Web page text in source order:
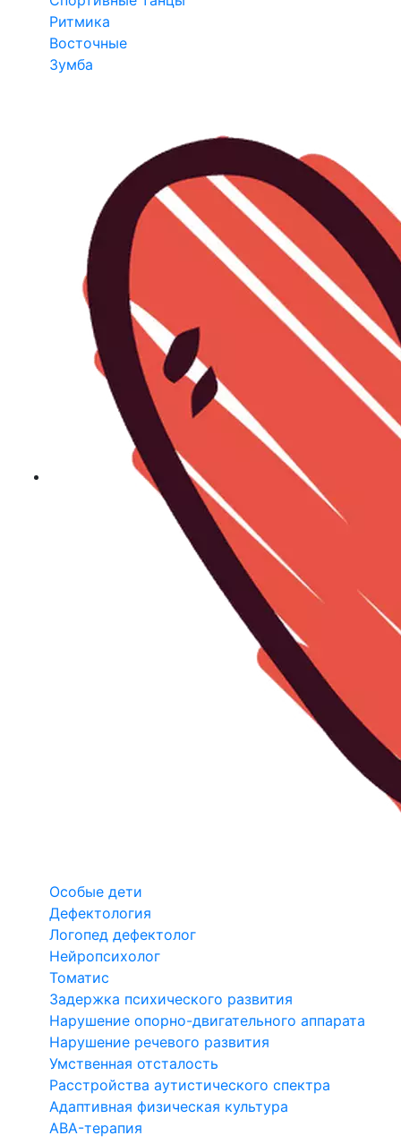
Ритмика
Восточные
Зумба
Особые дети
Дефектология
Логопед дефектолог
Нейропсихолог
Томатис
Задержка психического развития
Нарушение опорно-двигательного аппарата
Нарушение речевого развития
Умственная отсталость
Расстройства аутистического спектра
Адаптивная физическая культура
ABA-терапия